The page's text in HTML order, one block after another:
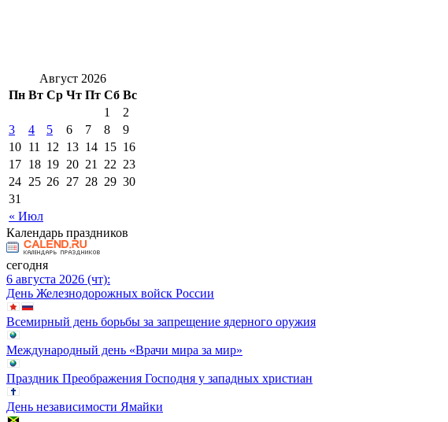
Август 2026
Пн Вт Ср Чт Пт Сб Вс
« Июл
1
2
3
4 5 6 7 8
9
10 11 12 13 14 15 16
17 18 19 20 21 22 23
24 25 26 27 28 29 30
31
Календарь праздников
сегодня
6 августа 2026 (чт):
День Железнодорожных войск России
Всемирный день борьбы за запрещение ядерного оружия
Международный день «Врачи мира за мир»
Праздник Преображения Господня у западных христиан
День независимости Ямайки